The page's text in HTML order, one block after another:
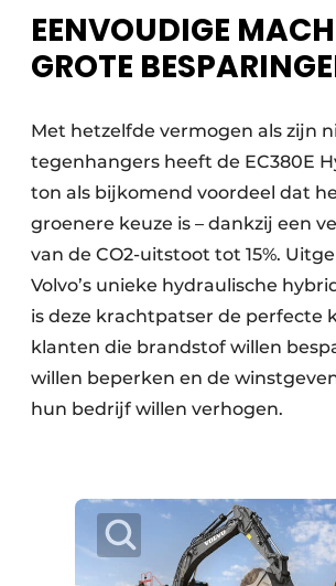
EENVOUDIGE
GROTE
Met hetzelfde vermogen als zijn
tegenhangers heeft de EC380E
ton als bijkomend voordeel dat
groenere keuze is – dankzij een
van de CO2-uitstoot tot 15%.
Volvo’s unieke hydraulische
is deze krachtpatser de perfecte
klanten die brandstof willen
willen beperken en de
hun bedrijf willen verhogen.